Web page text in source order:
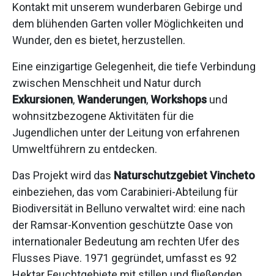
Kontakt mit unserem wunderbaren Gebirge und
dem blühenden Garten voller Möglichkeiten und
Wunder, den es bietet, herzustellen.
Eine einzigartige Gelegenheit, die tiefe Verbindung
zwischen Menschheit und Natur durch
Exkursionen,Wanderungen,Workshops und
wohnsitzbezogene Aktivitäten für die
Jugendlichen unter der Leitung von erfahrenen
Umweltführern zu entdecken.
Das Projekt wird das Naturschutzgebiet Vincheto
einbeziehen, das vom Carabinieri-Abteilung für
Biodiversität in Belluno verwaltet wird: eine nach
der Ramsar-Konvention geschützte Oase von
internationaler Bedeutung am rechten Ufer des
Flusses Piave. 1971 gegründet, umfasst es 92